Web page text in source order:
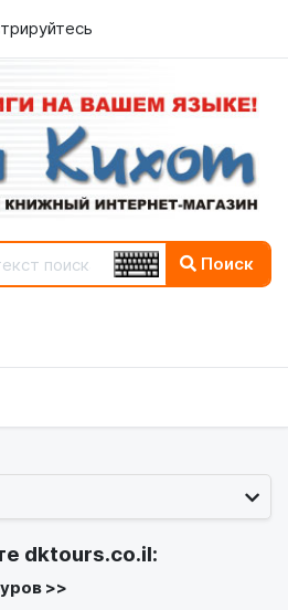
Поиск
dktours.co.il:
>>